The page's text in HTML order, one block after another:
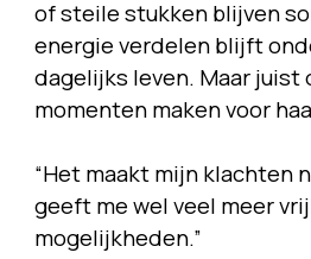
of steile stukken blijven
energie verdelen blijft
dagelijks leven. Maar
momenten maken voor
“Het maakt mijn klachten
geeft me wel veel meer
mogelijkheden.”